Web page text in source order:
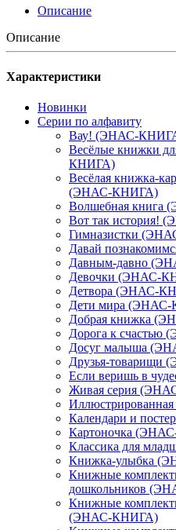
Описание
Описание
Характеристики
Новинки
Серии по алфавиту
Вау! (ЭНАС-
Весёлые книжки
КНИГА)
Весёлая книжка-
(ЭНАС-КНИГА)
Волшебная
Вот так история!
Гимназистки
Давай
Давным-давно
Девочки (ЭНАС-
Детвора (ЭНАС-
Дети мира
Добрая книжка
Дорога к
Досуг малыша
Друзья-
Если веришь в
Живая серия
Календари и
Картоночка
Классика для
Книжка-улыбка
Книжные
дошкольников
Книжные
(ЭНАС-КНИГА)